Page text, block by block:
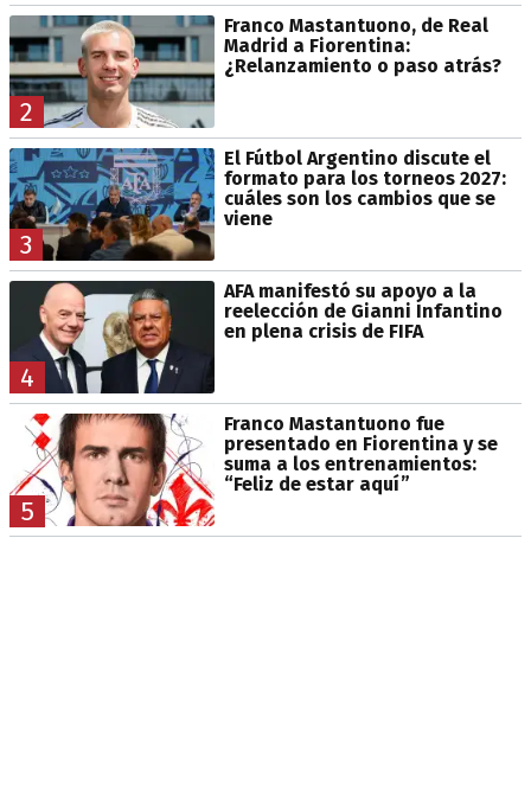
2
Franco Mastantuono, de Real
Madrid a Fiorentina:
¿Relanzamiento o paso atrás?
3
El Fútbol Argentino discute el
formato para los torneos 2027:
cuáles son los cambios que se
viene
4
AFA manifestó su apoyo a la
reelección de Gianni Infantino
en plena crisis de FIFA
5
Franco Mastantuono fue
presentado en Fiorentina y se
suma a los entrenamientos:
“Feliz de estar aquí”